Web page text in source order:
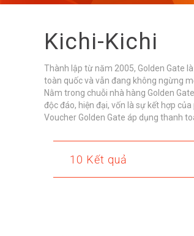
Kichi-Kichi
Thành lập từ năm 2005, Golden Gate
toàn quốc và vẫn đang không ngừng
Nằm trong chuỗi nhà hàng Golden
độc đáo, hiện đại, vốn là sự kết hợp
Voucher Golden Gate áp dụng thanh
10 Kết quả